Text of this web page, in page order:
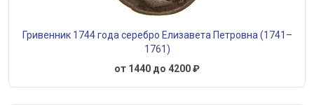
Гривенник 1744 года серебро Елизавета Петровна (1741–
1761)
от 1440 до 4200 ₽